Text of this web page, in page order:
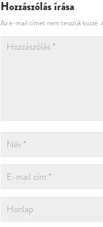
Hozzászólás írása
Az e-mail címet nem tesszük közzé.